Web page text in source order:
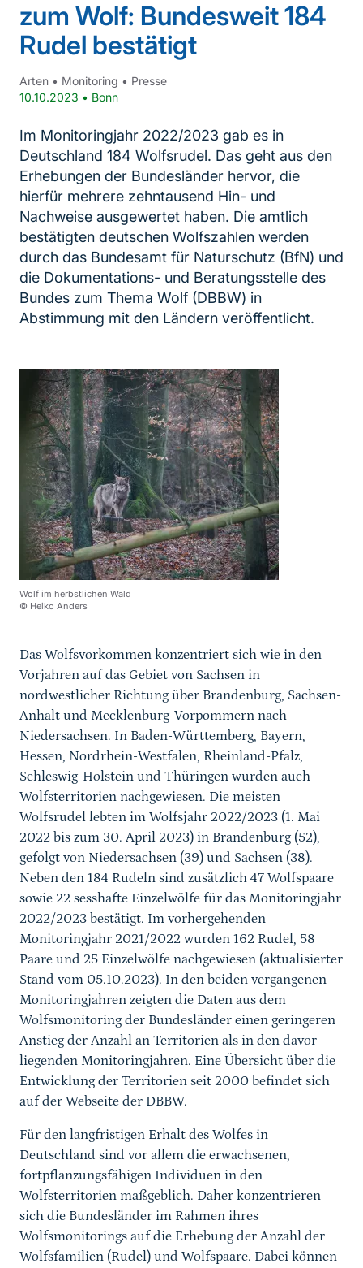
zum Wolf: Bundesweit 184
Rudel bestätigt
Arten • Monitoring • Presse
10.10.2023 • Bonn
Im Monitoringjahr 2022/2023 gab es in
Deutschland 184 Wolfsrudel. Das geht aus den
Erhebungen der Bundesländer hervor, die
hierfür mehrere zehntausend Hin- und
Nachweise ausgewertet haben. Die amtlich
bestätigten deutschen Wolfszahlen werden
durch das Bundesamt für Naturschutz (BfN) und
die Dokumentations- und Beratungsstelle des
Bundes zum Thema Wolf (DBBW) in
Abstimmung mit den Ländern veröffentlicht.
Wolf im herbstlichen Wald
© Heiko Anders
Das Wolfsvorkommen konzentriert sich wie in den
Vorjahren auf das Gebiet von Sachsen in
nordwestlicher Richtung über Brandenburg, Sachsen-
Anhalt und Mecklenburg-Vorpommern nach
Niedersachsen. In Baden-Württemberg, Bayern,
Hessen, Nordrhein-Westfalen, Rheinland-Pfalz,
Schleswig-Holstein und Thüringen wurden auch
Wolfsterritorien nachgewiesen. Die meisten
Wolfsrudel lebten im Wolfsjahr 2022/2023 (1. Mai
2022 bis zum 30. April 2023) in Brandenburg (52),
gefolgt von Niedersachsen (39) und Sachsen (38).
Neben den 184 Rudeln sind zusätzlich 47 Wolfspaare
sowie 22 sesshafte Einzelwölfe für das Monitoringjahr
2022/2023 bestätigt. Im vorhergehenden
Monitoringjahr 2021/2022 wurden 162 Rudel, 58
Paare und 25 Einzelwölfe nachgewiesen (aktualisierter
Stand vom 05.10.2023). In den beiden vergangenen
Monitoringjahren zeigten die Daten aus dem
Wolfsmonitoring der Bundesländer einen geringeren
Anstieg der Anzahl an Territorien als in den davor
liegenden Monitoringjahren. Eine Übersicht über die
Entwicklung der Territorien seit 2000 befindet sich
auf der Webseite der DBBW.
Für den langfristigen Erhalt des Wolfes in
Deutschland sind vor allem die erwachsenen,
fortpflanzungsfähigen Individuen in den
Wolfsterritorien maßgeblich. Daher konzentrieren
sich die Bundesländer im Rahmen ihres
Wolfsmonitorings auf die Erhebung der Anzahl der
Wolfsfamilien (Rudel) und Wolfspaare. Dabei können